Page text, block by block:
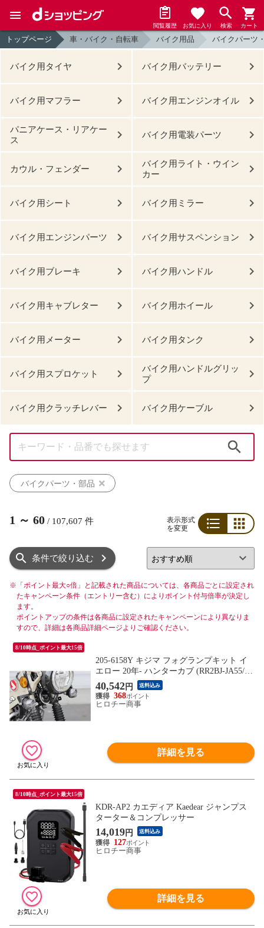
閲覧履歴 お気に入り 検索 カート
トップページ 車・バイク・自転車 バイク用品 バイクパーツ
バイク用タイヤ バイク用バッテリー
バイク用マフラー バイク用エンジンオイル
パニアケース・リアケー
ス
バイク用電装パーツ
カウル・フェンダー
バイク用ライト・ウイン
カー
バイク用シート バイク用ミラー
バイク用エンジンパーツ バイク用サスペンション
バイク用ブレーキ バイク用ハンドル
バイク用キャブレター バイク用ホイール
バイク用メーター バイク用タンク
バイク用スプロケット
バイク用ハンドルグリッ
プ
バイク用クラッチレバー バイク用ケーブル
バイクパーツ・部品
1 ～ 60 / 107,607 件
表示形式
を変更
条件で絞り込む
※ 「ポイント最大○倍」と記載された商品については、各商品ごとに設定され
たキャンペーン条件（エントリー含む）によりポイント付与倍率が決定し
ます。
ポイントアップの条件は各商品に設定されたキャンペーンにより異なりま
すので、詳細は各商品詳細ページよりご確認ください。
8/10時点_ポイント最大15倍
205-6158Y キジマ フォグランプキット イ
エロー 20年- ハンターカブ (RR2BJ-JA55/8B
J-JA65)
40,542円 送料込み
368
ヒロチー商事
詳細を見る
8/10時点_ポイント最大15倍
KDR-AP2 カエディア Kaedear ジャンプス
ターター＆コンプレッサー
14,019円 送料込み
127
ヒロチー商事
詳細を見る